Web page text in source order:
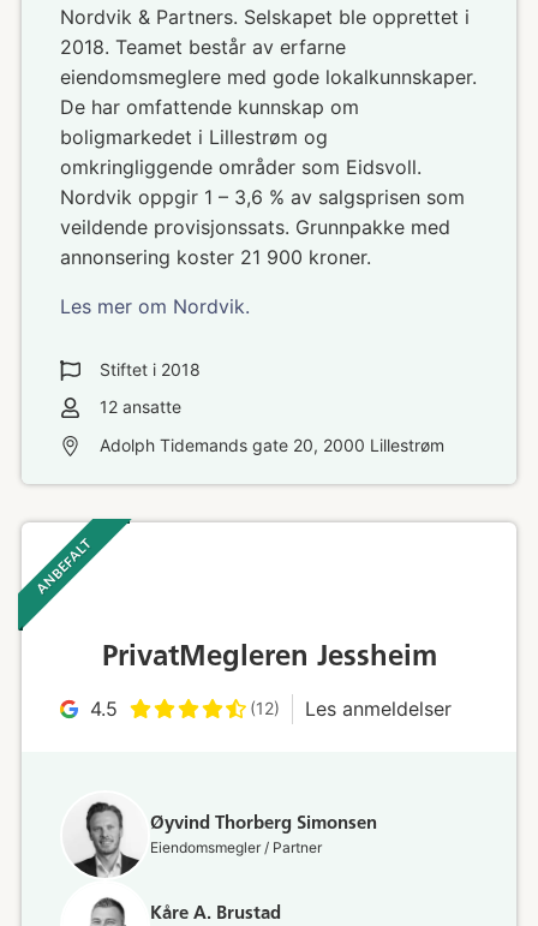
Nordvik & Partners. Selskapet ble opprettet i
2018. Teamet består av erfarne
eiendomsmeglere med gode lokalkunnskaper.
De har omfattende kunnskap om
boligmarkedet i Lillestrøm og
omkringliggende områder som Eidsvoll.
Nordvik oppgir 1 – 3,6 % av salgsprisen som
veildende provisjonssats. Grunnpakke med
annonsering koster 21 900 kroner.
Les mer om Nordvik.
Stiftet i 2018
12ansatte
Adolph Tidemands gate 20, 2000 Lillestrøm
ANBEFALT ‎ ‎ ‎
PrivatMegleren Jessheim
4.5 (12) Les anmeldelser
Øyvind Thorberg Simonsen
Eiendomsmegler / Partner
Kåre A. Brustad